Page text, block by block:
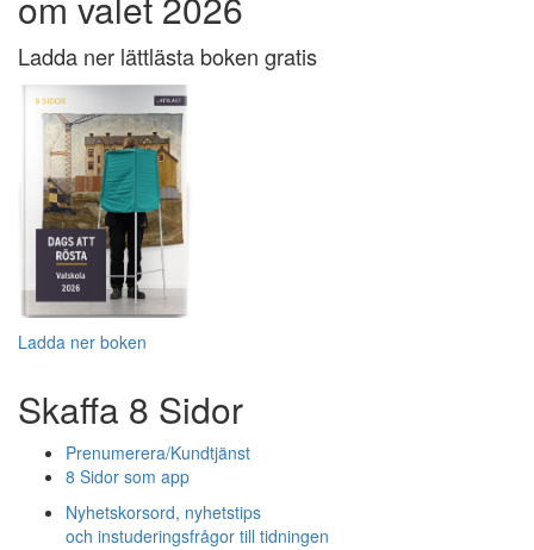
Ladda ner lättlästa boken gratis
Ladda ner boken
Skaffa 8 Sidor
Prenumerera/Kundtjänst
8 Sidor som app
Nyhetskorsord, nyhetstips
och instuderingsfrågor till tidningen